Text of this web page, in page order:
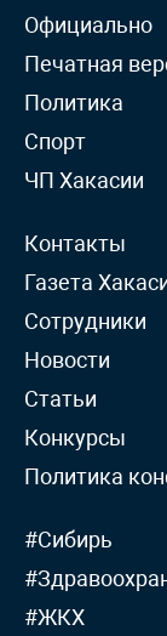
Официально
Печатная
Политика
Спорт
ЧП Хакасии
Контакты
Газета
Сотрудники
Новости
Статьи
Конкурсы
Политика
#Сибирь
#ЖКХ